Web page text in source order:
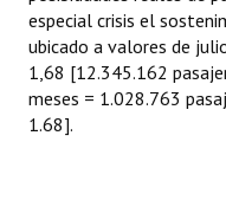
especial crisis el
ubicado a valores de
1,68 [12.345.162
meses = 1.028.763
1.68].